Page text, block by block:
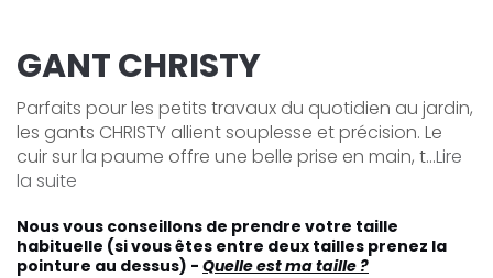
GANT CHRISTY
Parfaits pour les petits travaux du quotidien au jardin,
les gants CHRISTY allient souplesse et précision. Le
cuir sur la paume offre une belle prise en main, t...Lire
la suite
Nous vous conseillons de prendre votre taille
habituelle (si vous êtes entre deux tailles prenez la
pointure au dessus) - Quelle est ma taille ?